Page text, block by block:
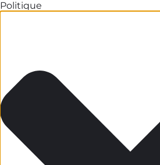
Politique